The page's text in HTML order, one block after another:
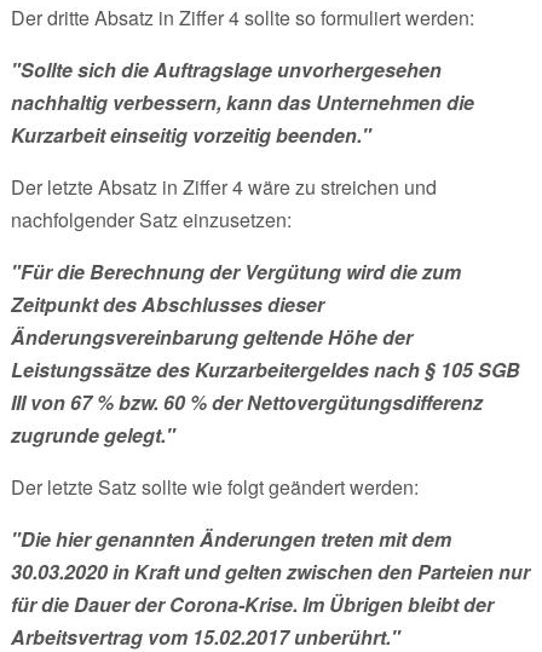
Der dritte Absatz in Ziffer 4 sollte so formuliert werden:
"Sollte sich die Auftragslage unvorhergesehen
nachhaltig verbessern, kann das Unternehmen die
Kurzarbeit einseitig vorzeitig beenden."
Der letzte Absatz in Ziffer 4 wäre zu streichen und
nachfolgender Satz einzusetzen:
"Für die Berechnung der Vergütung wird die zum
Zeitpunkt des Abschlusses dieser
Änderungsvereinbarung geltende Höhe der
Leistungssätze des Kurzarbeitergeldes nach § 105 SGB
III von 67 % bzw. 60 % der Nettovergütungsdifferenz
zugrunde gelegt."
Der letzte Satz sollte wie folgt geändert werden:
"Die hier genannten Änderungen treten mit dem
30.03.2020 in Kraft und gelten zwischen den Parteien nur
für die Dauer der Corona-Krise. Im Übrigen bleibt der
Arbeitsvertrag vom 15.02.2017 unberührt."